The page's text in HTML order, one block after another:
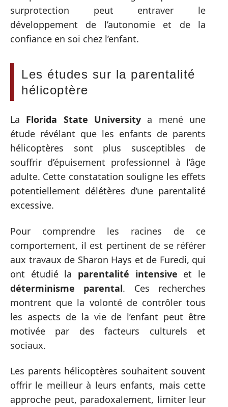
surprotection peut entraver le
développement de l’autonomie et de la
confiance en soi chez l’enfant.
Les études sur la parentalité
hélicoptère
La Florida State University a mené une
étude révélant que les enfants de parents
hélicoptères sont plus susceptibles de
souffrir d’épuisement professionnel à l’âge
adulte. Cette constatation souligne les effets
potentiellement délétères d’une parentalité
excessive.
Pour comprendre les racines de ce
comportement, il est pertinent de se référer
aux travaux de Sharon Hays et de Furedi, qui
ont étudié la parentalité intensive et le
déterminisme parental. Ces recherches
montrent que la volonté de contrôler tous
les aspects de la vie de l’enfant peut être
motivée par des facteurs culturels et
sociaux.
Les parents hélicoptères souhaitent souvent
offrir le meilleur à leurs enfants, mais cette
approche peut, paradoxalement, limiter leur